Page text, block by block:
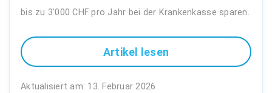
bis zu 3'000 CHF pro Jahr bei der Krankenkasse sparen.
Artikel lesen
Aktualisiert am: 13. Februar 2026